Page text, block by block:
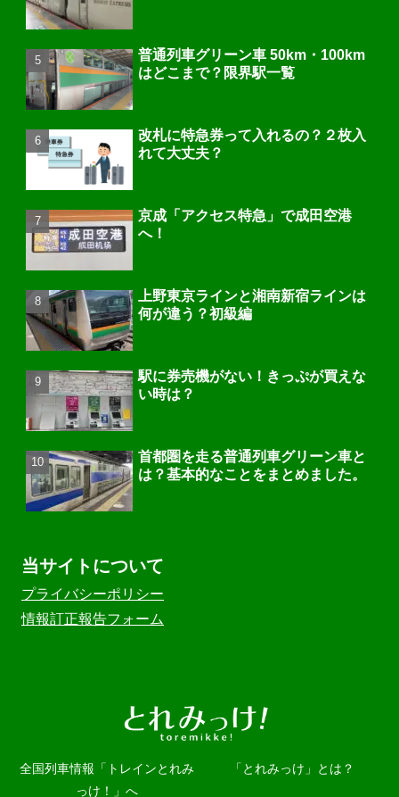
普通列車グリーン車 50km・100km
はどこまで？限界駅一覧
改札に特急券って入れるの？２枚入
れて大丈夫？
京成「アクセス特急」で成田空港
へ！
上野東京ラインと湘南新宿ラインは
何が違う？初級編
駅に券売機がない！きっぷが買えな
い時は？
首都圏を走る普通列車グリーン車と
は？基本的なことをまとめました。
当サイトについて
プライバシーポリシー
情報訂正報告フォーム
全国列車情報「トレインとれみ
っけ！」へ
「とれみっけ」とは？